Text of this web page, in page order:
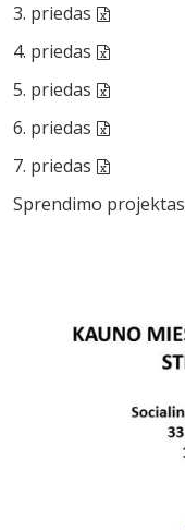
3. priedas
4. priedas
5. priedas
6. priedas
7. priedas
Sprendimo projektas